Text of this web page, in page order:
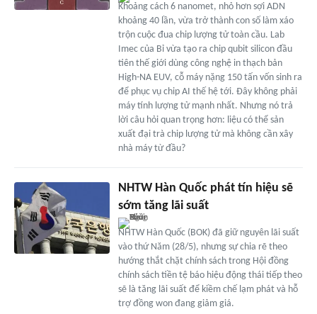
Khoảng cách 6 nanomet, nhỏ hơn sợi ADN
khoảng 40 lần, vừa trở thành con số làm xáo
trộn cuộc đua chip lượng tử toàn cầu. Lab
Imec của Bỉ vừa tạo ra chip qubit silicon đầu
tiên thế giới dùng công nghệ in thạch bản
High-NA EUV, cỗ máy nặng 150 tấn vốn sinh ra
để phục vụ chip AI thế hệ tới. Đây không phải
máy tính lượng tử mạnh nhất. Nhưng nó trả
lời câu hỏi quan trọng hơn: liệu có thể sản
xuất đại trà chip lượng tử mà không cần xây
nhà máy từ đầu?
NHTW Hàn Quốc phát tín hiệu sẽ
sớm tăng lãi suất
NHTW Hàn Quốc (BOK) đã giữ nguyên lãi suất
vào thứ Năm (28/5), nhưng sự chia rẽ theo
hướng thắt chặt chính sách trong Hội đồng
chính sách tiền tệ báo hiệu động thái tiếp theo
sẽ là tăng lãi suất để kiềm chế lạm phát và hỗ
trợ đồng won đang giảm giá.